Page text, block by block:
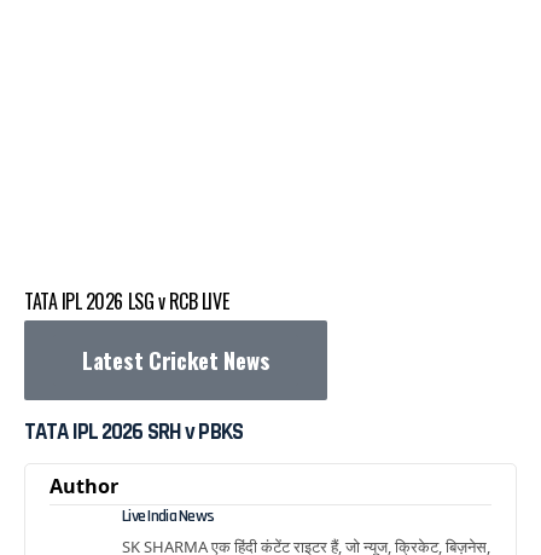
TATA IPL 2026 LSG v RCB LIVE
Latest Cricket News
TATA IPL 2026 SRH v PBKS
Author
Live India News
SK SHARMA एक हिंदी कंटेंट राइटर हैं, जो न्यूज, क्रिकेट, बिज़नेस,